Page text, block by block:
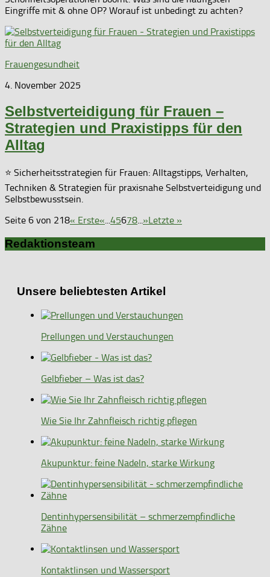
Eingriffe mit & ohne OP? Worauf ist unbedingt zu achten?
Frauengesundheit
4. November 2025
Selbstverteidigung für Frauen –
Strategien und Praxistipps für den
Alltag
⭐ Sicherheitsstrategien für Frauen: Alltagstipps, Verhalten,
Techniken & Strategien für praxisnahe Selbstverteidigung und
Selbstbewusstsein.
Seite 6 von 218« Erste«...45678...»Letzte »
Redaktionsteam
Unsere beliebtesten Artikel
Prellungen und Verstauchungen
Gelbfieber – Was ist das?
Wie Sie Ihr Zahnfleisch richtig pflegen
Akupunktur: feine Nadeln, starke Wirkung
Dentinhypersensibilität – schmerzempfindliche
Zähne
Kontaktlinsen und Wassersport